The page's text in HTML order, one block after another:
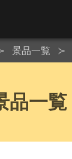
景品一覧
品一覧